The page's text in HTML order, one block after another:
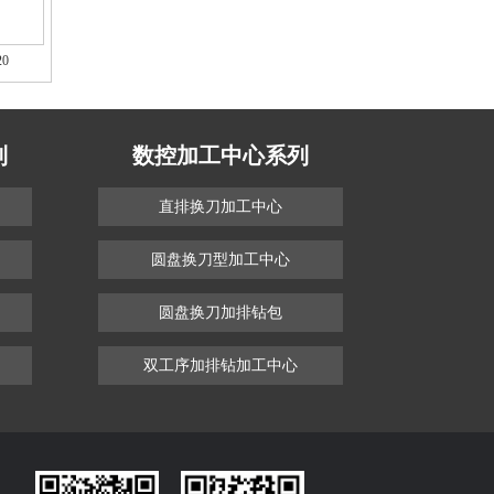
数控加工中心系列
直排换刀加工中心
圆盘换刀型加工中心
圆盘换刀加排钻包
双工序加排钻加工中心